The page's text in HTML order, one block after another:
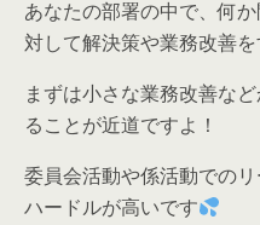
あなたの部署の中で、何
対して解決策や業務改善
まずは小さな業務改善な
ることが近道ですよ！
委員会活動や係活動での
ハードルが高いです